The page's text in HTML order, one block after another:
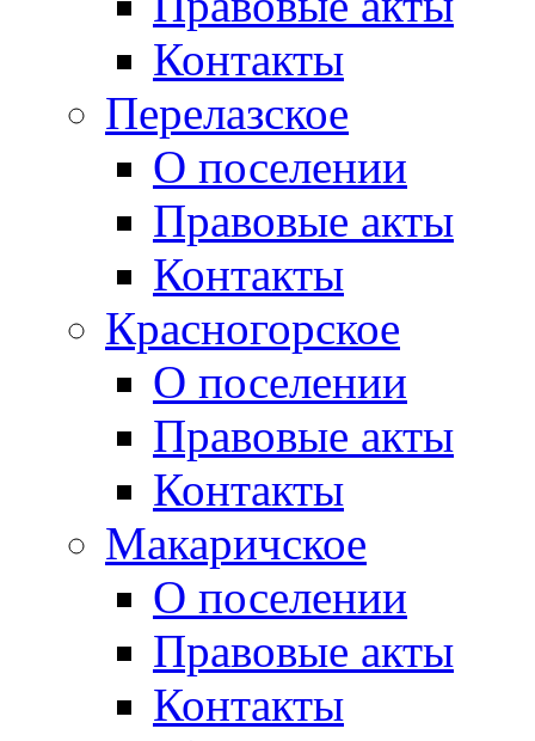
Контакты
Перелазское
О поселении
Правовые акты
Контакты
Красногорское
О поселении
Правовые акты
Контакты
Макаричское
О поселении
Правовые акты
Контакты